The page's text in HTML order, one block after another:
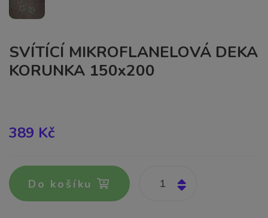
SVÍTÍCÍ MIKROFLANELOVÁ DEKA
KORUNKA 150x200
389 Kč
Do košíku